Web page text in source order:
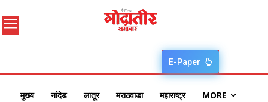
E-Paper
मुख्य नांदेड लातूर मराठवाडा महाराष्ट्र MORE